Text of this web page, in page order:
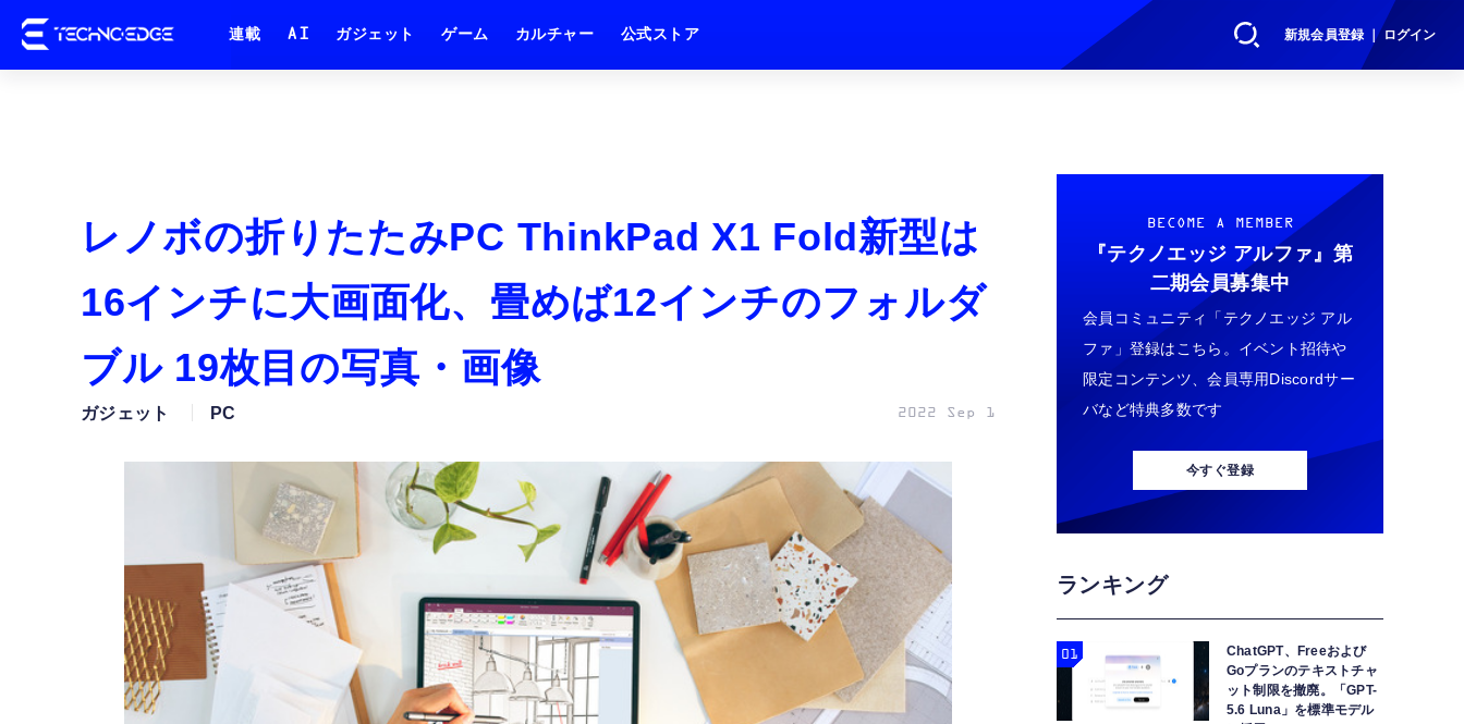
新規会員登録 ｜ ログイン
連載 AI ガジェット ゲーム カルチャー 公式ストア
レノボの折りたたみPC ThinkPad X1 Fold新型は
16インチに大画面化、畳めば12インチのフォルダ
ブル 19枚目の写真・画像
ガジェット PC 2022 Sep 1
BECOME A MEMBER
『テクノエッジ アルファ』 第
二期会員募集中
会員コミュニティ「テクノエッジ アル
ファ」登録はこちら。イベント招待や
限定コンテンツ、会員専用Discordサー
バなど特典多数です
今すぐ登録
ランキング
ChatGPT、Freeおよび
Goプランのテキストチャ
ット制限を撤廃。「GPT-
5.6 Luna」を標準モデル